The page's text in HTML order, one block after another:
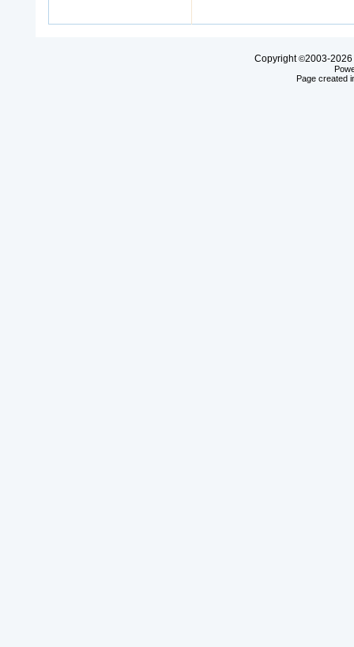
Copyright©2003-2026
Page created